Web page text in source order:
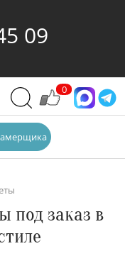
09
0
под заказ в